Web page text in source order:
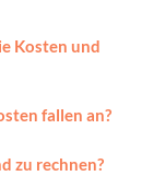
Kosten und
fallen an?
zu rechnen?